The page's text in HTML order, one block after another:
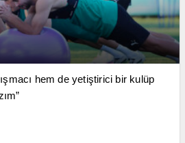
hem de yetiştirici bir kulüp